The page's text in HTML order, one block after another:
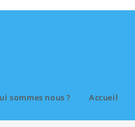
sommes nous ? Accueil